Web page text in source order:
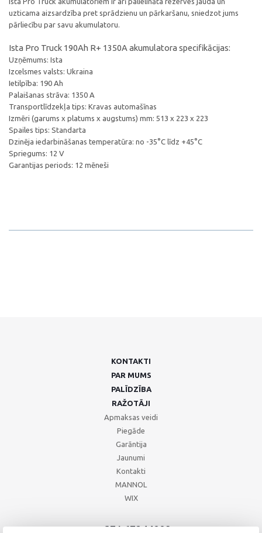
uzticama aizsardzība pret sprādzienu un pārkaršanu, sniedzot jums
pārliecību par savu akumulatoru.
Ista Pro Truck 190Ah R+ 1350A akumulatora specifikācijas:
Uzņēmums: Ista
Izcelsmes valsts: Ukraina
Ietilpība: 190 Ah
Palaišanas strāva: 1350 A
Transportlīdzekļa tips: Kravas automašīnas
Izmēri (garums x platums x augstums) mm: 513 x 223 x 223
Spailes tips: Standarta
Dzinēja iedarbināšanas temperatūra: no -35°C līdz +45°C
Spriegums: 12 V
Garantijas periods: 12 mēneši
KONTAKTI
PAR MUMS
PALĪDZĪBA
RAŽOTĀJI
Apmaksas veidi
Piegāde
Garāntija
Jaunumi
Kontakti
MANNOL
WIX
+371 67244008